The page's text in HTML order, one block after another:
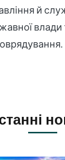
й
влади